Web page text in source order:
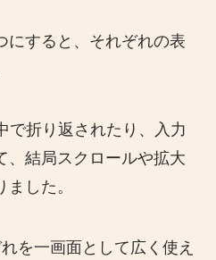
にすると、それぞれの表
で折り返されたり、入力
、結局スクロールや拡大
した。
を一画面として広く使え